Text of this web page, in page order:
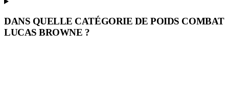
DANS QUELLE CATÉGORIE DE POIDS COMBAT
LUCAS BROWNE ?